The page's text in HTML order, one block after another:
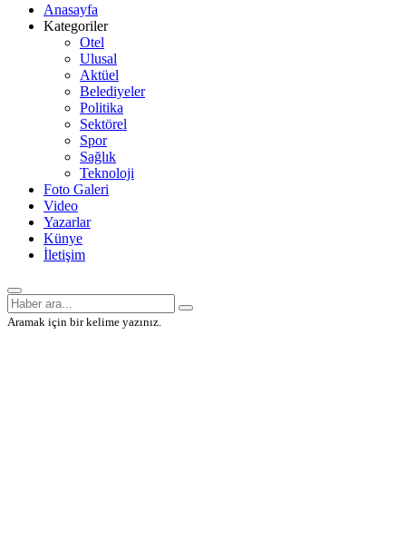
Anasayfa
Kategoriler
Otel
Ulusal
Aktüel
Belediyeler
Politika
Sektörel
Spor
Sağlık
Teknoloji
Foto Galeri
Video
Yazarlar
Künye
İletişim
Aramak için bir kelime yazınız.